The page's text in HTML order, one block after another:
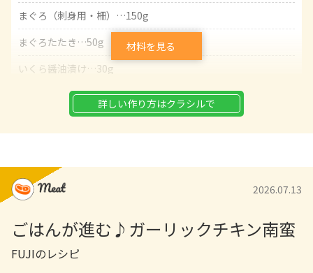
材料を見る
まぐろ（刺身用・柵）…150g
まぐろたたき…50g
いくら醤油漬け…30g
アボカド…1/4個
たくあん…20g
米…1合
焼きのり…2枚
すし酢…大さじ2
詳しい作り方はクラシルで
2026.07.13
ごはんが進む♪ガーリックチキン南蛮
FUJIのレシピ